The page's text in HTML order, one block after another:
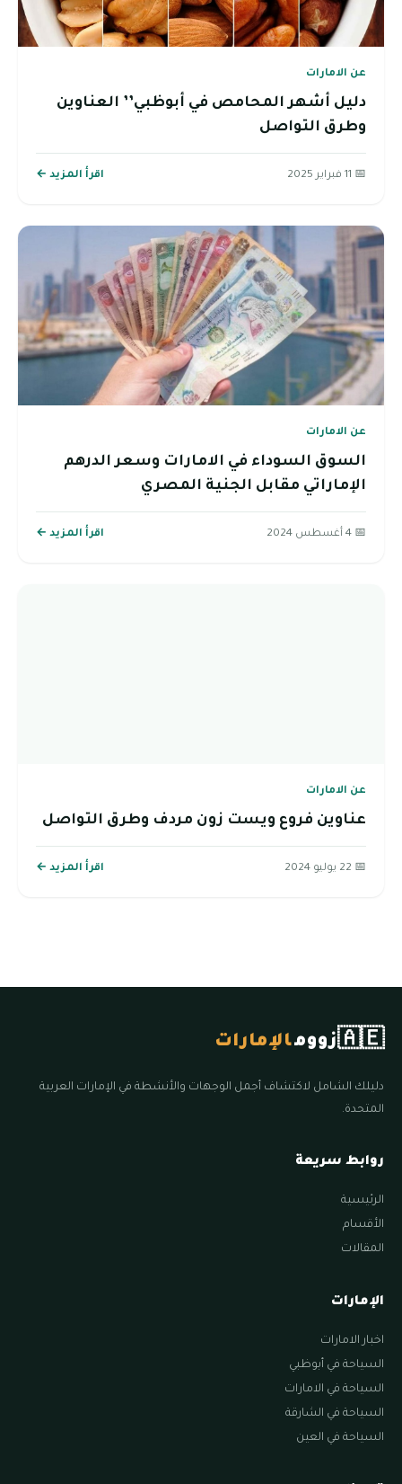
عن الامارات
دليل أشهر المحامص في أبوظبي’’ العناوين
وطرق التواصل
📅 11 فبراير 2025 اقرأ المزيد ←
عن الامارات
السوق السوداء في الامارات وسعر الدرهم
الإماراتي مقابل الجنية المصري
📅 4 أغسطس 2024 اقرأ المزيد ←
عن الامارات
عناوين فروع ويست زون مردف وطرق التواصل
📅 22 يوليو 2024 اقرأ المزيد ←
🇦🇪زوومالإمارات
دليلك الشامل لاكتشاف أجمل الوجهات والأنشطة في الإمارات العربية
المتحدة.
روابط سريعة
الرئيسية
الأقسام
المقالات
الإمارات
اخبار الامارات
السياحة في أبوظبي
السياحة في الامارات
السياحة في الشارقة
السياحة في العين